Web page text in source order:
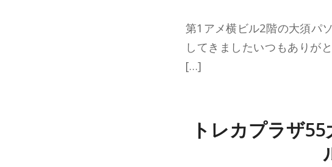
第1アメ横ビル2階の大須パ
してきましたいつもありが
[…]
トレカプラザ